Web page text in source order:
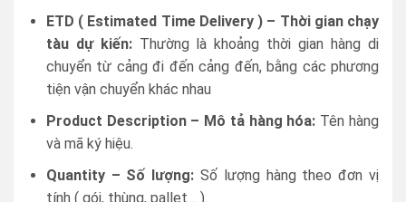
ETD ( Estimated Time Delivery ) – Thời gian chạy
tàu dự kiến: Thường là khoảng thời gian hàng di
chuyển từ cảng đi đến cảng đến, bằng các phương
tiện vận chuyển khác nhau
Product Description – Mô tả hàng hóa: Tên hàng
và mã ký hiệu.
Quantity – Số lượng: Số lượng hàng theo đơn vị
tính ( gói, thùng, pallet… ).